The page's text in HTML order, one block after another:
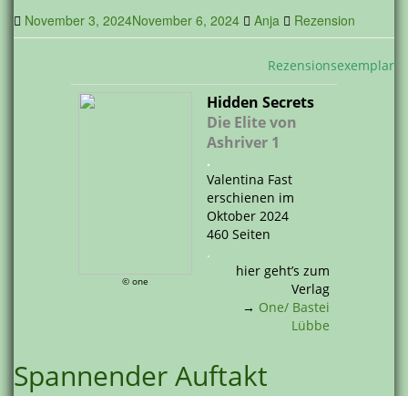
November 3, 2024November 6, 2024 Anja Rezension
Rezensionsexemplar
© one
Hidden Secrets
Die Elite von
Ashriver 1
.
Valentina Fast
erschienen im
Oktober 2024
460 Seiten
.
hier geht’s zum
Verlag
→ One/ Bastei
Lübbe
Spannender Auftakt